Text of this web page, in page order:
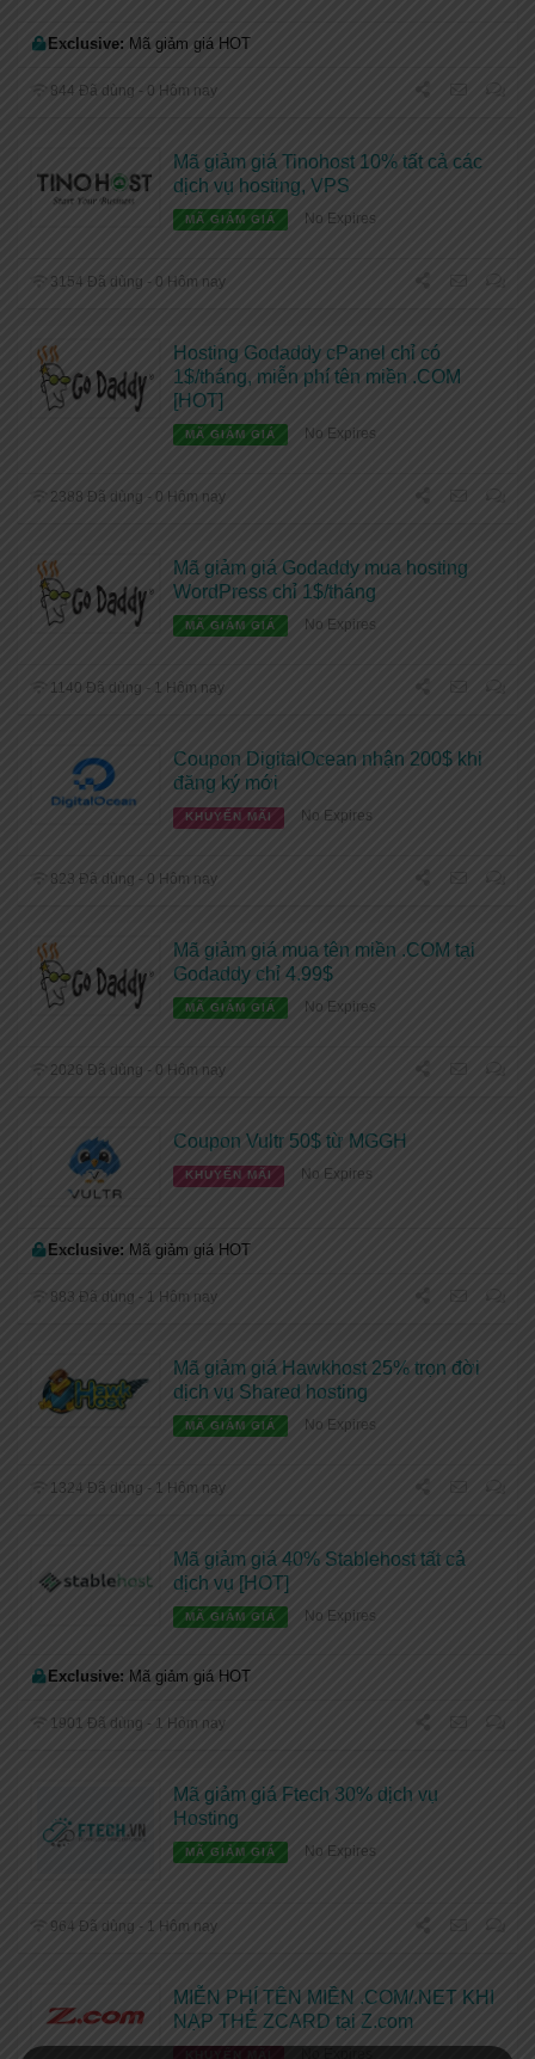
Exclusive: Mã giảm giá HOT
844 Đã dùng - 0 Hôm nay
Mã giảm giá Tinohost 10% tất cả các
dịch vụ hosting, VPS
MÃ GIẢM GIÁ No Expires
3154 Đã dùng - 0 Hôm nay
Hosting Godaddy cPanel chỉ có
1$/tháng, miễn phí tên miền .COM
[HOT]
MÃ GIẢM GIÁ No Expires
2388 Đã dùng - 0 Hôm nay
Mã giảm giá Godaddy mua hosting
WordPress chỉ 1$/tháng
MÃ GIẢM GIÁ No Expires
1140 Đã dùng - 1 Hôm nay
Coupon DigitalOcean nhận 200$ khi
đăng ký mới
KHUYẾN MÃI No Expires
823 Đã dùng - 0 Hôm nay
Mã giảm giá mua tên miền .COM tại
Godaddy chỉ 4.99$
MÃ GIẢM GIÁ No Expires
2026 Đã dùng - 0 Hôm nay
Coupon Vultr 50$ từ MGGH
KHUYẾN MÃI No Expires
Exclusive: Mã giảm giá HOT
883 Đã dùng - 1 Hôm nay
Mã giảm giá Hawkhost 25% trọn đời
dịch vụ Shared hosting
MÃ GIẢM GIÁ No Expires
1324 Đã dùng - 1 Hôm nay
Mã giảm giá 40% Stablehost tất cả
dịch vụ [HOT]
MÃ GIẢM GIÁ No Expires
Exclusive: Mã giảm giá HOT
1901 Đã dùng - 1 Hôm nay
Mã giảm giá Ftech 30% dịch vụ
Hosting
MÃ GIẢM GIÁ No Expires
964 Đã dùng - 1 Hôm nay
MIỄN PHÍ TÊN MIỀN .COM/.NET KHI
NẠP THẺ ZCARD tại Z.com